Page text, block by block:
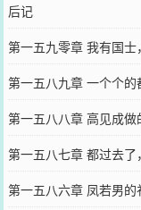
后记
第一五九零章 我有国士
第一五八九章 一个个的
第一五八八章 高见成做
第一五八七章 都过去了
第一五八六章 凤若男的